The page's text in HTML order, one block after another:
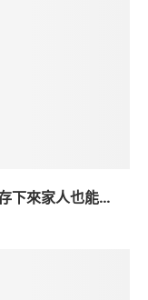
下來家人也能...